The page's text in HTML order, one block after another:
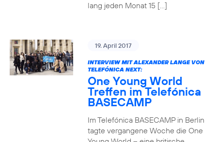
lang jeden Monat 15 […]
19. April 2017
INTERVIEW MIT ALEXANDER LANGE VON
TELEFÓNICA NEXT:
One Young World
Treffen im Telefónica
BASECAMP
Im Telefónica BASECAMP in Berlin
tagte vergangene Woche die One